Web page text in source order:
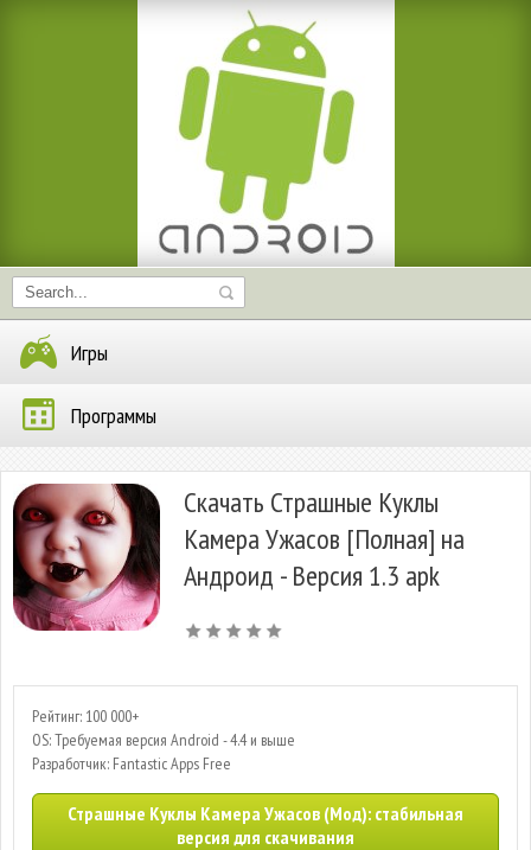
Игры
Программы
Скачать Страшные Куклы
Камера Ужасов [Полная] на
Андроид - Версия 1.3 apk
Рейтинг: 100 000+
OS: Требуемая версия Android - 4.4 и выше
Разработчик: Fantastic Apps Free
Страшные Куклы Камера Ужасов (Мод): стабильная
версия для скачивания